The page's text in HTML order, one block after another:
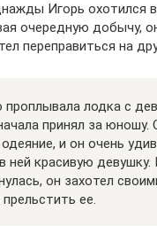
Игорь охотился
очередную добычу,
переправиться на
лодка с
принял за юношу.
и он очень
ней красивую
он захотел
ее.